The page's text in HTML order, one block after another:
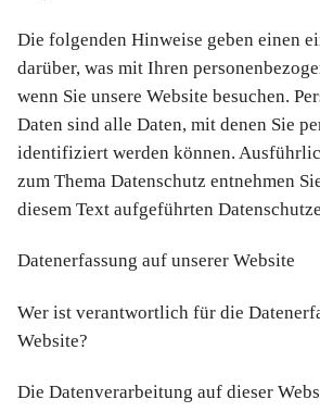
Die folgenden Hinweise geben einen
darüber, was mit Ihren
wenn Sie unsere Website besuchen.
Daten sind alle Daten, mit denen Sie
identifiziert werden können.
zum Thema Datenschutz entnehmen
diesem Text aufgeführten
Datenerfassung auf unserer Website
Wer ist verantwortlich für die
Website?
Die Datenverarbeitung auf dieser